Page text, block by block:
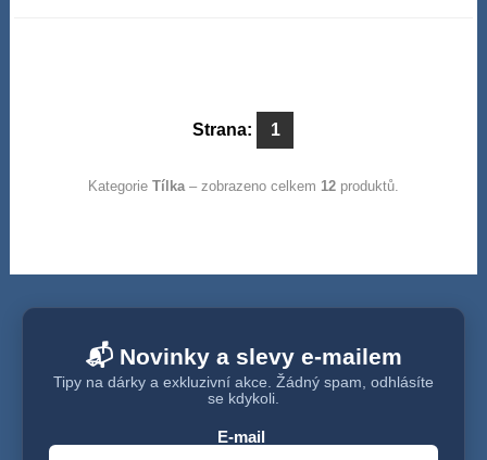
Strana: 1
Kategorie Tílka– zobrazeno celkem 12produktů.
📬 Novinky a slevy e-mailem
Tipy na dárky a exkluzivní akce. Žádný spam, odhlásíte
se kdykoli.
E-mail